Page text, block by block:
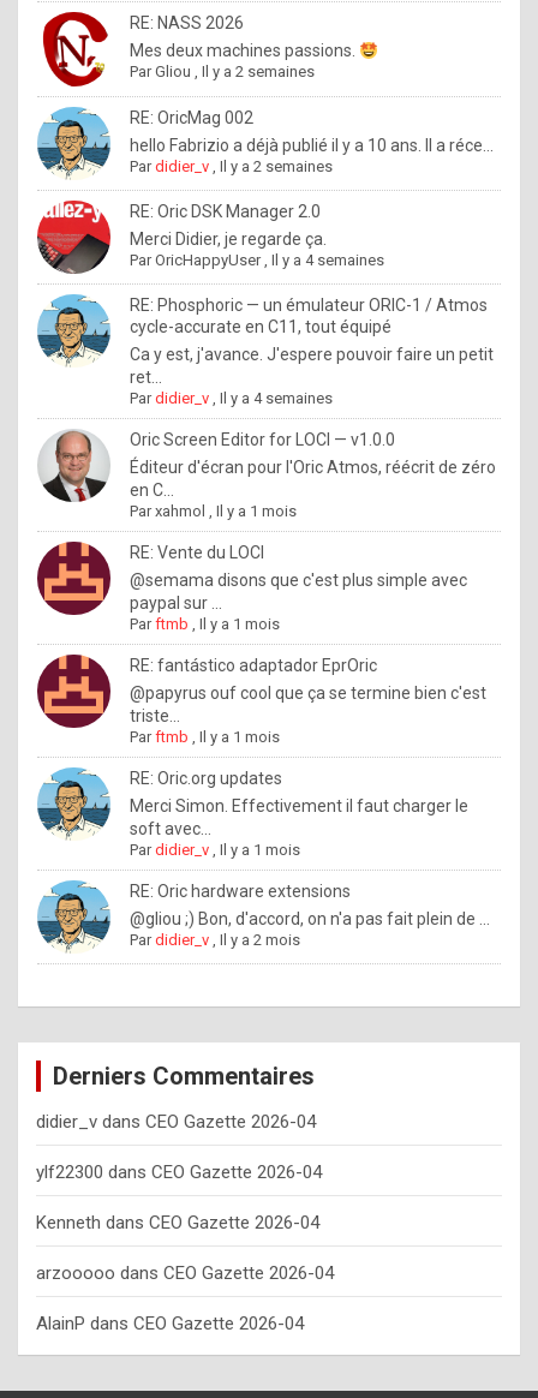
b
y
o
l
e
x
.
I
f
y
o
u
w
a
n
t
o
n
o
w
h
o
w
o
e
y
o
u
s
h
o
RE: NASS 2026
Mes deux machines passions.
ParGliou ,Il y a 2 semaines
RE: OricMag 002
hello Fabrizio a déjà publié il y a 10 ans. Il a réce...
Pardidier_v ,Il y a 2 semaines
RE: Oric DSK Manager 2.0
Merci Didier, je regarde ça.
ParOricHappyUser,Il y a 4 semaines
RE: Phosphoric — un émulateur ORIC-1 / Atmos
cycle-accurate en C11, tout équipé
Ca y est, j'avance. J'espere pouvoir faire un petit
ret...
Pardidier_v ,Il y a 4 semaines
Oric Screen Editor for LOCI — v1.0.0
Éditeur d'écran pour l'Oric Atmos, réécrit de zéro
en C...
Parxahmol ,Il y a 1 mois
RE: Vente du LOCI
@semama disons que c'est plus simple avec
paypal sur ...
Parftmb ,Il y a 1 mois
RE: fantástico adaptador EprOric
@papyrus ouf cool que ça se termine bien c'est
triste...
Parftmb ,Il y a 1 mois
RE: Oric.org updates
Merci Simon. Effectivement il faut charger le
soft avec...
Pardidier_v ,Il y a 1 mois
RE: Oric hardware extensions
@gliou ;) Bon, d'accord, on n'a pas fait plein de ...
Pardidier_v ,Il y a 2 mois
Derniers Commentaires
didier_v dans CEO Gazette 2026-04
ylf22300 dans CEO Gazette 2026-04
Kenneth dans CEO Gazette 2026-04
arzooooo dans CEO Gazette 2026-04
AlainP dans CEO Gazette 2026-04